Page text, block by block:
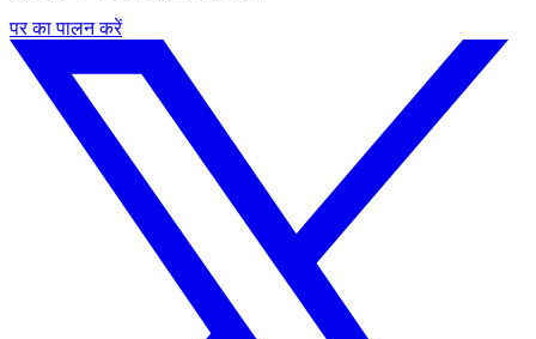
पर का पालन करें